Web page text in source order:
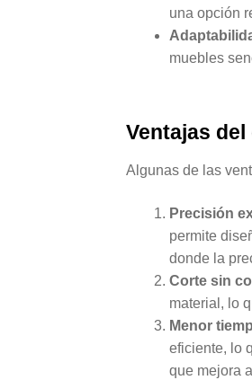
una opción
muebles
Ventajas
Algunas de las
Precisión
permite
donde la
Corte sin
material, lo
Menor
eficiente, lo
que mejora